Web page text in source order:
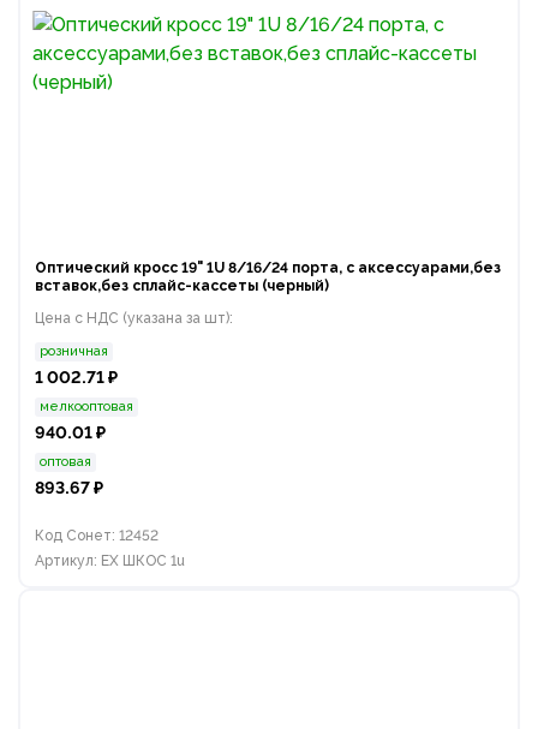
Оптический кросс 19" 1U 8/16/24 порта, с аксессуарами,без
вставок,без сплайс-кассеты (черный)
Цена с НДС (указана за шт):
розничная
1 002.71 ₽
мелкооптовая
940.01 ₽
оптовая
893.67 ₽
Код Сонет: 12452
Артикул: EX ШКОС 1u